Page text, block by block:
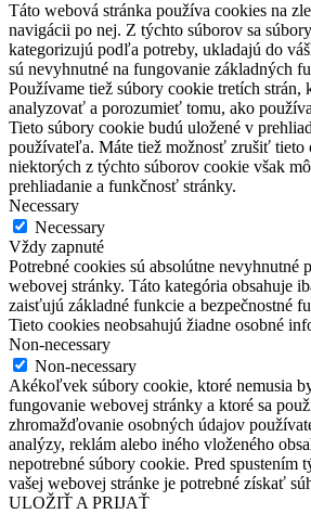
Táto webová stránka používa cookies na
navigácii po nej. Z týchto súborov sa
kategorizujú podľa potreby, ukladajú do
sú nevyhnutné na fungovanie základných
Používame tiež súbory cookie tretích strán,
analyzovať a porozumieť tomu, ako
Tieto súbory cookie budú uložené v
používateľa. Máte tiež možnosť zrušiť tieto
niektorých z týchto súborov cookie však
prehliadanie a funkčnosť stránky.
Necessary
Necessary
Vždy zapnuté
Potrebné cookies sú absolútne nevyhnutné
webovej stránky. Táto kategória obsahuje
zaisťujú základné funkcie a bezpečnostné
Tieto cookies neobsahujú žiadne osobné
Non-necessary
Non-necessary
Akékoľvek súbory cookie, ktoré nemusia
fungovanie webovej stránky a ktoré sa
zhromažďovanie osobných údajov
analýzy, reklám alebo iného vloženého
nepotrebné súbory cookie. Pred spustením
vašej webovej stránke je potrebné získať
ULOŽIŤ A PRIJAŤ